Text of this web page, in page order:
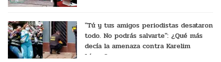
"Tú y tus amigos periodistas desataron
todo. No podrás salvarte": ¿Qué más
decía la amenaza contra Karelim
López?